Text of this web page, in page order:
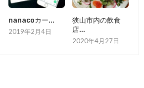
nanacoカー...
2019年2月4日
狭山市内の飲食
店...
2020年4月27日